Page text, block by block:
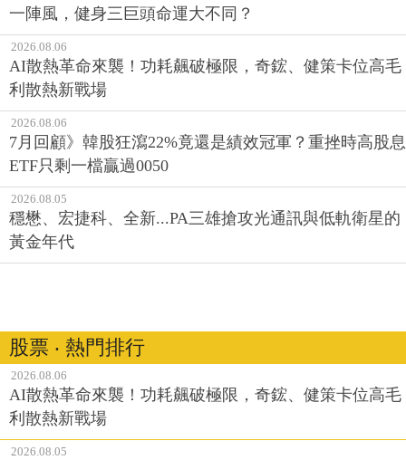
一陣風，健身三巨頭命運大不同？
2026.08.06
AI散熱革命來襲！功耗飆破極限，奇鋐、健策卡位高毛
利散熱新戰場
2026.08.06
7月回顧》韓股狂瀉22%竟還是績效冠軍？重挫時高股息
ETF只剩一檔贏過0050
2026.08.05
穩懋、宏捷科、全新...PA三雄搶攻光通訊與低軌衛星的
黃金年代
股票 ‧ 熱門排行
2026.08.06
AI散熱革命來襲！功耗飆破極限，奇鋐、健策卡位高毛
利散熱新戰場
2026.08.05